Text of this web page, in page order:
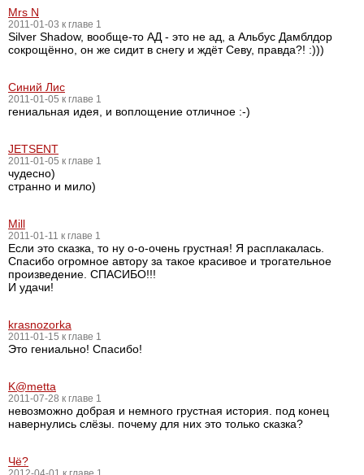
Mrs N
2011-01-03 к главе 1
Silver Shadow, вообще-то АД - это не ад, а Альбус Дамблдор
сокрощённо, он же сидит в снегу и ждёт Севу, правда?! :)))
Синий Лис
2011-01-05 к главе 1
гениальная идея, и воплощение отличное :-)
JETSENT
2011-01-05 к главе 1
чудесно)
странно и мило)
Mill
2011-01-11 к главе 1
Если это сказка, то ну о-о-очень грустная! Я расплакалась.
Спасибо огромное автору за такое красивое и трогательное
произведение. СПАСИБО!!!
И удачи!
krasnozorka
2011-01-15 к главе 1
Это гениально! Спасибо!
K@metta
2011-07-28 к главе 1
невозможно добрая и немного грустная история. под конец
навернулись слёзы. почему для них это только сказка?
Чё?